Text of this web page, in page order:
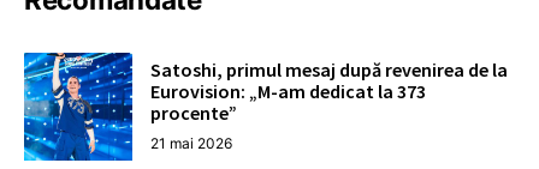
Satoshi, primul mesaj după revenirea de la
Eurovision: „M-am dedicat la 373
procente”
21 mai 2026